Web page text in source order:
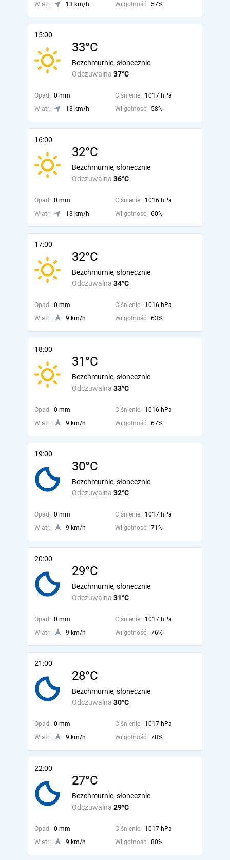
Wiatr:
13 km/h Wilgotność: 57%
15:00
33°C
Odczuwalna 37°C
Bezchmurnie, słonecznie
Opad: 0 mm Ciśnienie: 1017 hPa
Wiatr:
13 km/h Wilgotność: 58%
16:00
32°C
Odczuwalna 36°C
Bezchmurnie, słonecznie
Opad: 0 mm Ciśnienie: 1016 hPa
Wiatr:
13 km/h Wilgotność: 60%
17:00
32°C
Odczuwalna 34°C
Bezchmurnie, słonecznie
Opad: 0 mm Ciśnienie: 1016 hPa
Wiatr:
9 km/h Wilgotność: 63%
18:00
31°C
Odczuwalna 33°C
Bezchmurnie, słonecznie
Opad: 0 mm Ciśnienie: 1016 hPa
Wiatr:
9 km/h Wilgotność: 67%
19:00
30°C
Odczuwalna 32°C
Bezchmurnie, słonecznie
Opad: 0 mm Ciśnienie: 1017 hPa
Wiatr:
9 km/h Wilgotność: 71%
20:00
29°C
Odczuwalna 31°C
Bezchmurnie, słonecznie
Opad: 0 mm Ciśnienie: 1017 hPa
Wiatr:
9 km/h Wilgotność: 76%
21:00
28°C
Odczuwalna 30°C
Bezchmurnie, słonecznie
Opad: 0 mm Ciśnienie: 1017 hPa
Wiatr:
9 km/h Wilgotność: 78%
22:00
27°C
Odczuwalna 29°C
Bezchmurnie, słonecznie
Opad: 0 mm Ciśnienie: 1017 hPa
Wiatr:
9 km/h Wilgotność: 80%